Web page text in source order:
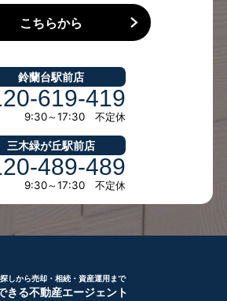
こちらから
鈴蘭台駅前店
619-419
9:30～17:30 不定休
三木緑が丘駅前店
489-489
9:30～17:30 不定休
しから売却・相続・資産運用まで
きる不動産エージェント